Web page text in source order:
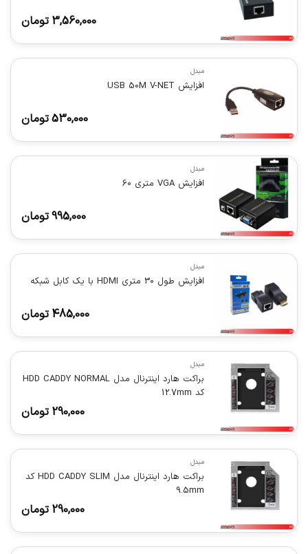
3,560,000 تومان
مبدل
افزایش USB 50M V-NET
530,000تومان
مبدل
افزایش VGA متری 60
995,000تومان
مبدل
افزایش طول 30 متری HDMI با یک کابل شبکه
485,000 تومان
مبدل
براکت هارد اینترنال مدل HDD CADDY NORMAL
کد 12.7mm
290,000 تومان
مبدل
براکت هارد اینترنال مدل HDD CADDY SLIM کد
9.5mm
290,000 تومان